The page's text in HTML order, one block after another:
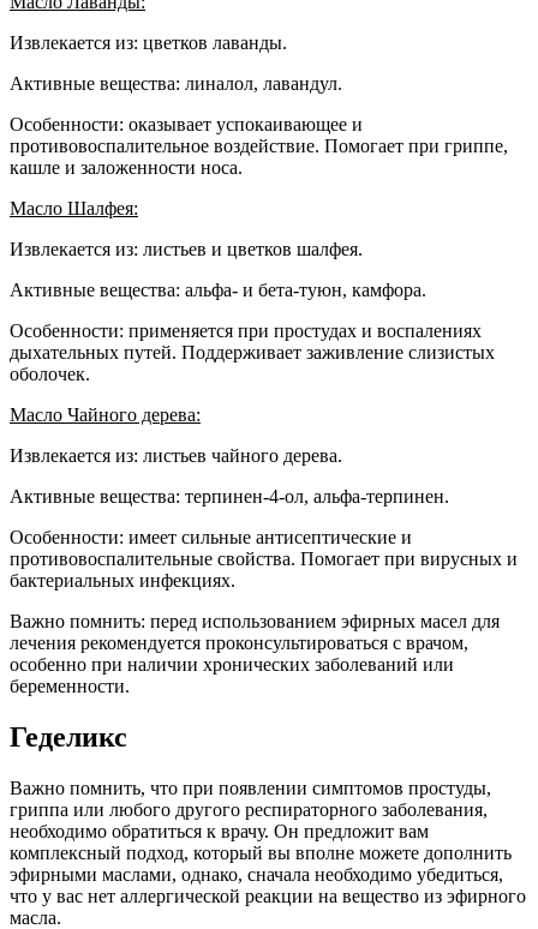
Извлекается из: цветков лаванды.
Активные вещества: линалол, лавандул.
Особенности: оказывает успокаивающее и
противовоспалительное воздействие. Помогает при гриппе,
кашле и заложенности носа.
Масло Шалфея:
Извлекается из: листьев и цветков шалфея.
Активные вещества: альфа- и бета-туюн, камфора.
Особенности: применяется при простудах и воспалениях
дыхательных путей. Поддерживает заживление слизистых
оболочек.
Масло Чайного дерева:
Извлекается из: листьев чайного дерева.
Активные вещества: терпинен-4-ол, альфа-терпинен.
Особенности: имеет сильные антисептические и
противовоспалительные свойства. Помогает при вирусных и
бактериальных инфекциях.
Важно помнить: перед использованием эфирных масел для
лечения рекомендуется проконсультироваться с врачом,
особенно при наличии хронических заболеваний или
беременности.
Геделикс
Важно помнить, что при появлении симптомов простуды,
гриппа или любого другого респираторного заболевания,
необходимо обратиться к врачу. Он предложит вам
комплексный подход, который вы вполне можете дополнить
эфирными маслами, однако, сначала необходимо убедиться,
что у вас нет аллергической реакции на вещество из эфирного
масла.